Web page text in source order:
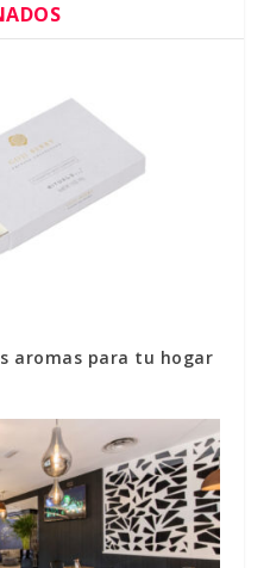
aromas para tu hogar